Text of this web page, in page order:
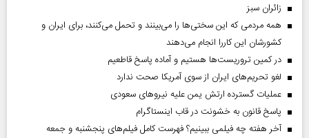
‌زائران سبز
همه مردمی که این سختی‌ها را می‌بینند و تحمل می‌کنند، برای ایران و
کشورشان این کاررا انجام می‌دهند
در کمین تروریست‌ها هستیم و آماده پاسخ قاطعیم
لغو تحریم‌های ایران از سوی آمریکا صحت ندارد
عملیات گسترده ارتش یمن علیه نیروهای سعودی
پاسخ قانون به خشونت در قاب اینستاگرام
آخر هفته چه فیلمی ببینیم؟ فهرست کامل فیلم‌های پنجشنبه و جمعه